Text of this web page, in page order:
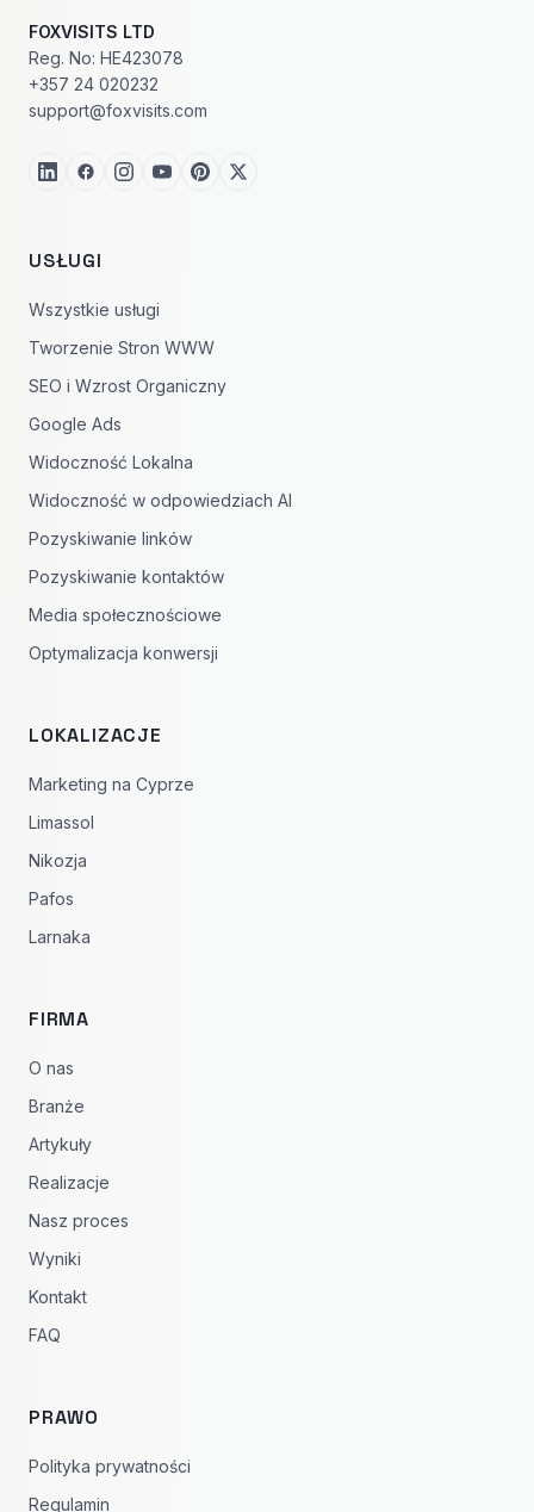
FOXVISITS LTD
Reg. No: HE423078
+357 24 020232
support@foxvisits.com
USŁUGI
Wszystkie usługi
Tworzenie Stron WWW
SEO i Wzrost Organiczny
Google Ads
Widoczność Lokalna
Widoczność w odpowiedziach AI
Pozyskiwanie linków
Pozyskiwanie kontaktów
Media społecznościowe
Optymalizacja konwersji
LOKALIZACJE
Marketing na Cyprze
Limassol
Nikozja
Pafos
Larnaka
FIRMA
O nas
Branże
Artykuły
Realizacje
Nasz proces
Wyniki
Kontakt
FAQ
PRAWO
Polityka prywatności
Regulamin